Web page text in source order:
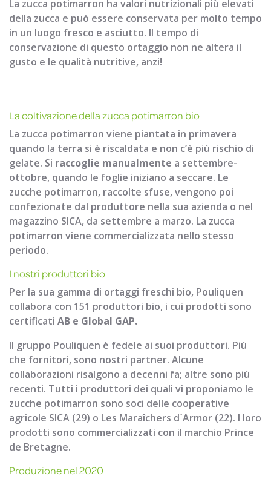
La zucca potimarron ha valori nutrizionali più elevati
della zucca e può essere conservata per molto tempo
in un luogo fresco e asciutto. Il tempo di
conservazione di questo ortaggio non ne altera il
gusto e le qualità nutritive, anzi!
La coltivazione della zucca potimarron bio
La zucca potimarron viene piantata in primavera
quando la terra si è riscaldata e non c’è più rischio di
gelate. Si raccoglie manualmente a settembre-
ottobre, quando le foglie iniziano a seccare. Le
zucche potimarron, raccolte sfuse, vengono poi
confezionate dal produttore nella sua azienda o nel
magazzino SICA, da settembre a marzo. La zucca
potimarron viene commercializzata nello stesso
periodo.
I nostri produttori bio
Per la sua gamma di ortaggi freschi bio, Pouliquen
collabora con 151 produttori bio, i cui prodotti sono
certificati AB e Global GAP.
Il gruppo Pouliquen è fedele ai suoi produttori. Più
che fornitori, sono nostri partner. Alcune
collaborazioni risalgono a decenni fa; altre sono più
recenti. Tutti i produttori dei quali vi proponiamo le
zucche potimarron sono soci delle cooperative
agricole SICA (29) o Les Maraîchers d´Armor (22). I loro
prodotti sono commercializzati con il marchio Prince
de Bretagne.
Produzione nel 2020